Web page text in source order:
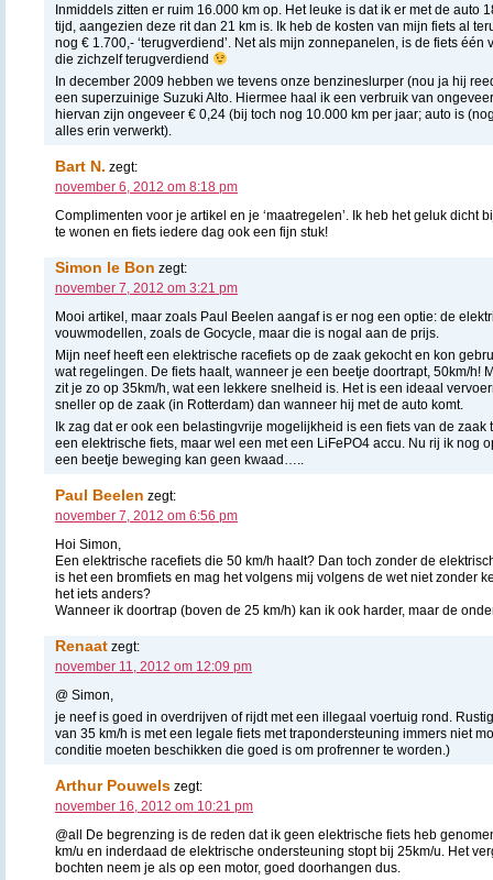
Inmiddels zitten er ruim 16.000 km op. Het leuke is dat ik er met de auto
tijd, aangezien deze rit dan 21 km is. Ik heb de kosten van mijn fiets al
nog € 1.700,- ‘terugverdiend’. Net als mijn zonnepanelen, is de fiets
die zichzelf terugverdiend
In december 2009 hebben we tevens onze benzineslurper (nou ja hij
een superzuinige Suzuki Alto. Hiermee haal ik een verbruik van
hiervan zijn ongeveer € 0,24 (bij toch nog 10.000 km per jaar; auto is
alles erin verwerkt).
Bart N. zegt:
november 6, 2012 om 8:18 pm
Complimenten voor je artikel en je ‘maatregelen’. Ik heb het geluk dicht
te wonen en fiets iedere dag ook een fijn stuk!
Simon le Bon zegt:
november 7, 2012 om 3:21 pm
Mooi artikel, maar zoals Paul Beelen aangaf is er nog een optie: de
vouwmodellen, zoals de Gocycle, maar die is nogal aan de prijs.
Mijn neef heeft een elektrische racefiets op de zaak gekocht en kon
wat regelingen. De fiets haalt, wanneer je een beetje doortrapt, 50km/h!
zit je zo op 35km/h, wat een lekkere snelheid is. Het is een ideaal
sneller op de zaak (in Rotterdam) dan wanneer hij met de auto komt.
Ik zag dat er ook een belastingvrije mogelijkheid is een fiets van de zaak
een elektrische fiets, maar wel een met een LiFePO4 accu. Nu rij ik nog
een beetje beweging kan geen kwaad…..
Paul Beelen zegt:
november 7, 2012 om 6:56 pm
Hoi Simon,
Een elektrische racefiets die 50 km/h haalt? Dan toch zonder de
is het een bromfiets en mag het volgens mij volgens de wet niet zonder
het iets anders?
Wanneer ik doortrap (boven de 25 km/h) kan ik ook harder, maar de
Renaat zegt:
november 11, 2012 om 12:09 pm
@ Simon,
je neef is goed in overdrijven of rijdt met een illegaal voertuig rond.
van 35 km/h is met een legale fiets met trapondersteuning immers niet
conditie moeten beschikken die goed is om profrenner te worden.)
Arthur Pouwels zegt:
november 16, 2012 om 10:21 pm
@all De begrenzing is de reden dat ik geen elektrische fiets heb
km/u en inderdaad de elektrische ondersteuning stopt bij 25km/u. Het
bochten neem je als op een motor, goed doorhangen dus.